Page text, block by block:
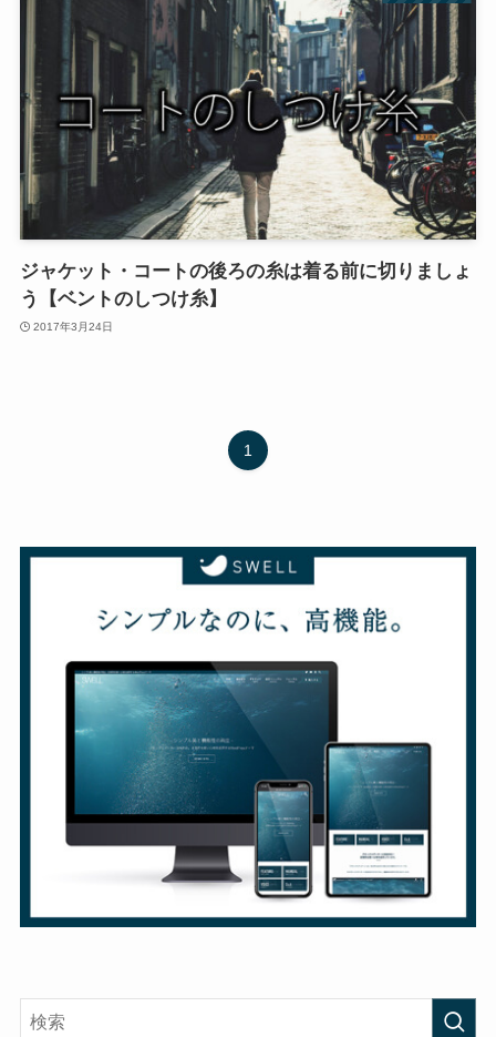
ジャケット・コートの後ろの糸は着る前に切りましょ
う【ベントのしつけ糸】
2017年3月24日
1